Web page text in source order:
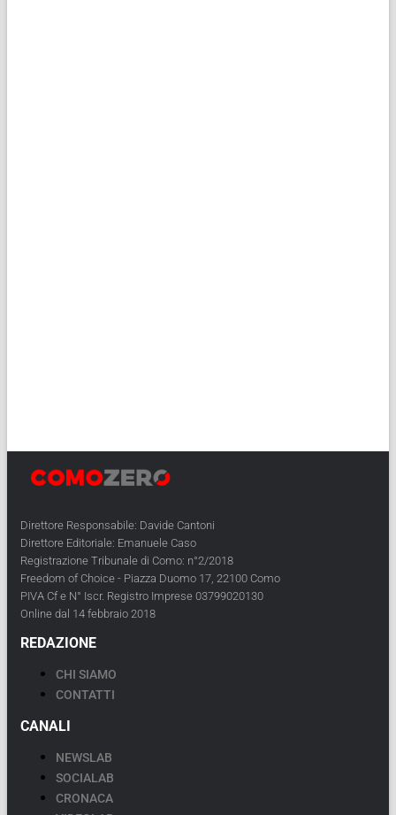
Direttore Responsabile: Davide Cantoni
Direttore Editoriale: Emanuele Caso
Registrazione Tribunale di Como: n°2/2018
Freedom of Choice - Piazza Duomo 17, 22100 Como
PIVA Cf e N° Iscr. Registro Imprese 03799020130
Online dal 14 febbraio 2018
REDAZIONE
CHI SIAMO
CONTATTI
CANALI
NEWSLAB
SOCIALAB
CRONACA